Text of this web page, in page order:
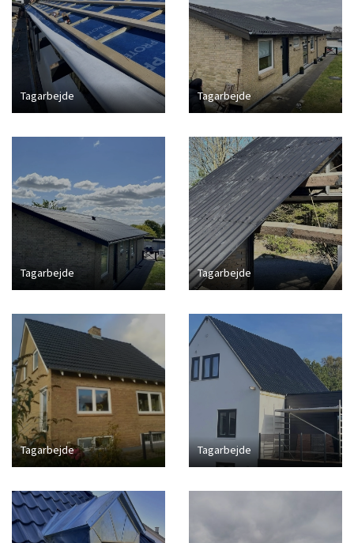
Tagarbejde Tagarbejde
Tagarbejde Tagarbejde
Tagarbejde Tagarbejde